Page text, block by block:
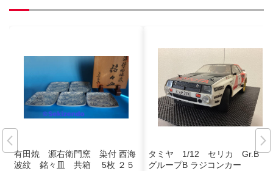
有田焼 源右衛門窯 染付 西海
波紋 銘々皿 共箱 5枚 ２５
タミヤ 1/12 セリカ Gr.B
グループB ラジコンカー